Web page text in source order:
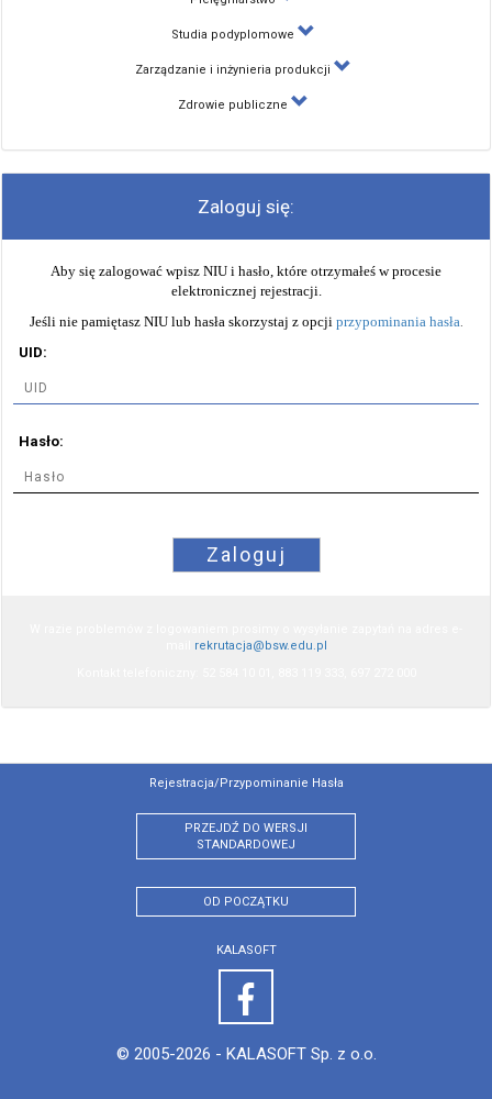
Studia podyplomowe
Zarządzanie i inżynieria produkcji
Zdrowie publiczne
Zaloguj się:
Aby się zalogować wpisz NIU i hasło, które otrzymałeś w procesie
elektronicznej rejestracji.
Jeśli nie pamiętasz NIU lub hasła skorzystaj z opcji przypominania hasła.
UID:
Hasło:
Zaloguj
rekrutacja@bsw.edu.pl
Rejestracja/przypominanie Hasła
PRZEJDŹ DO WERSJI
STANDARDOWEJ
OD POCZĄTKU
KALASOFT
© 2005-2026 - KALASOFT Sp. z o.o.